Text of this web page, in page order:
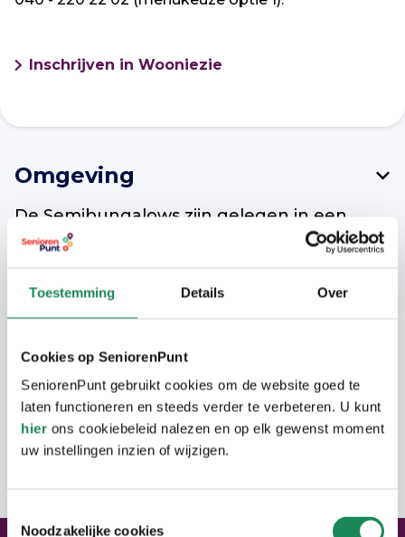
Toestemming Details Over
Cookies op SeniorenPunt
SeniorenPunt gebruikt cookies om de website goed te
laten functioneren en steeds verder te verbeteren. U kunt
hier ons cookiebeleid nalezen en op elk gewenst moment
uw instellingen inzien of wijzigen.
Noodzakelijke cookies
Omgeving
De Semibungalows zijn gelegen in een
rustige straat in de buurt van diverse
Woning
De bungalows hebben een woonkamer
met open keuken en twee slaapkamers op
de begane grond. De badkamer is voorzien
Langer Thuis Wijzer Veldhoven
Net als in Eindhoven is er in Veldhoven ook
gemeente Veldhoven kunnen hier terecht
Adres
Inschrijven in Wooniezie